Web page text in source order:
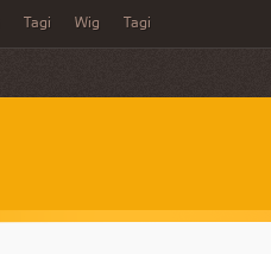
Tagi Wig Tagi